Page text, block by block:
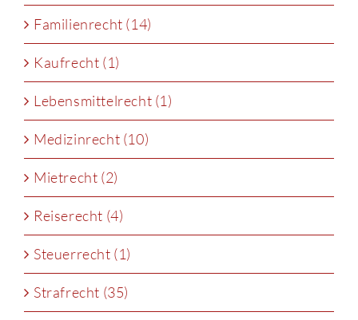
Familienrecht (14)
Kaufrecht (1)
Lebensmittelrecht (1)
Medizinrecht (10)
Mietrecht (2)
Reiserecht (4)
Steuerrecht (1)
Strafrecht (35)